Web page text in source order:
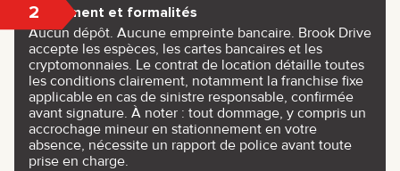
2 Paiement et formalités
Aucun dépôt. Aucune empreinte bancaire. Brook Drive
accepte les espèces, les cartes bancaires et les
cryptomonnaies. Le contrat de location détaille toutes
les conditions clairement, notamment la franchise fixe
applicable en cas de sinistre responsable, confirmée
avant signature. À noter : tout dommage, y compris un
accrochage mineur en stationnement en votre
absence, nécessite un rapport de police avant toute
prise en charge.